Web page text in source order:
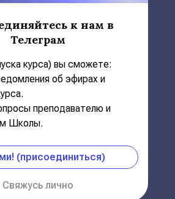
на курс
к нам в
Телеграм
курса) вы сможете:
об эфирах и
преподавателю и
Школы.
(присоединиться)
Свяжусь лично